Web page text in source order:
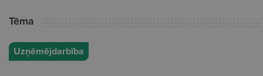
Tēma
Uzņēmējdarbība